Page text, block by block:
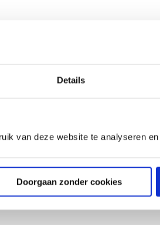
Details
van deze website te analyseren
Doorgaan zonder cookies